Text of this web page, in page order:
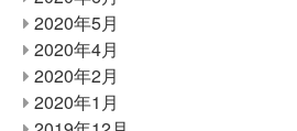
2020年5月
2020年4月
2020年2月
2020年1月